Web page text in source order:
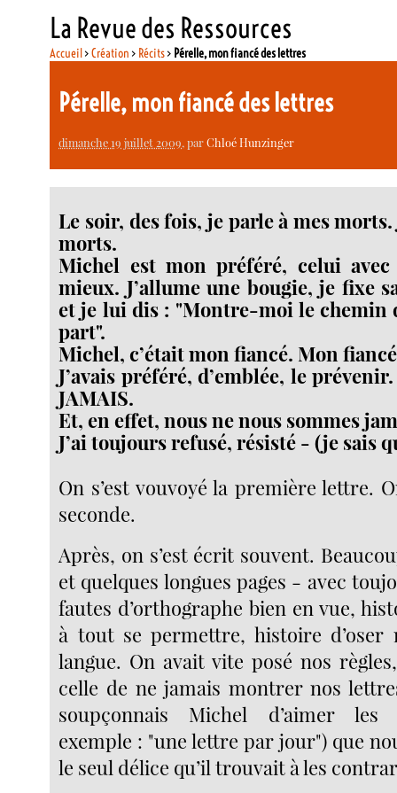
La Revue des Ressources
Accueil>Création > Récits> Pérelle, mon fiancé des lettres
Pérelle, mon fiancé des lettres
dimanche 19 juillet 2009, parChloé Hunzinger
Le soir, des fois, je parle à mes morts.
morts.
Michel est mon préféré, celui
mieux. J’allume une bougie, je fixe
et je lui dis : "Montre-moi le chemin
part".
Michel, c’était mon fiancé. Mon
J’avais préféré, d’emblée, le
JAMAIS.
Et, en effet, nous ne nous sommes
J’ai toujours refusé, résisté - (je sais
On s’est vouvoyé la première lettre.
seconde.
Après, on s’est écrit souvent.
et quelques longues pages - avec
fautes d’orthographe bien en vue,
à tout se permettre, histoire d’oser
langue. On avait vite posé nos
celle de ne jamais montrer nos
soupçonnais Michel d’aimer les
exemple : "une lettre par jour") que
le seul délice qu’il trouvait à les